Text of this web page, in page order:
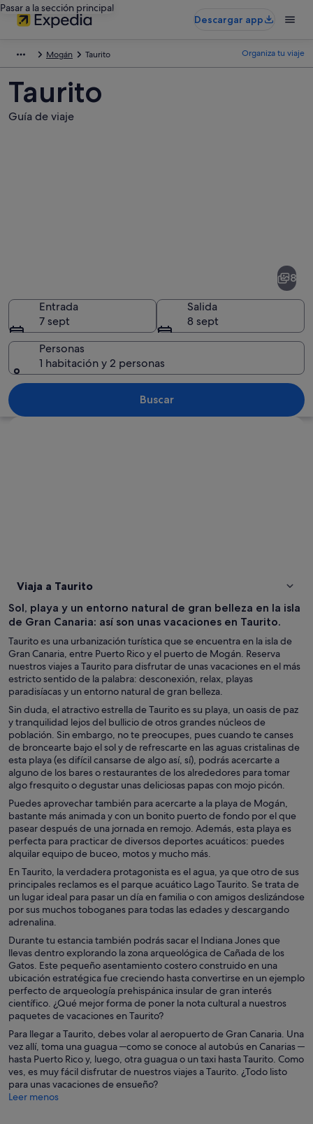
Pasar a la sección principal
Descargar app
Mogán Taurito Organiza tu viaje
Taurito
Guía de viaje
Un pueblo costero con una
8
Entrada
7 sept
Salida
8 sept
Personas
1 habitación y 2 personas
Buscar
Viaja a Taurito
Sol, playa y un entorno natural de gran belleza en la isla
de Gran Canaria: así son unas vacaciones en Taurito.
Taurito es una urbanización turística que se encuentra en la isla de
Gran Canaria, entre Puerto Rico y el puerto de Mogán. Reserva
nuestros viajes a Taurito para disfrutar de unas vacaciones en el más
estricto sentido de la palabra: desconexión, relax, playas
paradisíacas y un entorno natural de gran belleza.
Sin duda, el atractivo estrella de Taurito es su playa, un oasis de paz
y tranquilidad lejos del bullicio de otros grandes núcleos de
población. Sin embargo, no te preocupes, pues cuando te canses
de broncearte bajo el sol y de refrescarte en las aguas cristalinas de
esta playa (es difícil cansarse de algo así, sí), podrás acercarte a
alguno de los bares o restaurantes de los alrededores para tomar
algo fresquito o degustar unas deliciosas papas con mojo picón.
Puedes aprovechar también para acercarte a la playa de Mogán,
bastante más animada y con un bonito puerto de fondo por el que
pasear después de una jornada en remojo. Además, esta playa es
perfecta para practicar de diversos deportes acuáticos: puedes
alquilar equipo de buceo, motos y mucho más.
En Taurito, la verdadera protagonista es el agua, ya que otro de sus
principales reclamos es el parque acuático Lago Taurito. Se trata de
un lugar ideal para pasar un día en familia o con amigos deslizándose
por sus muchos toboganes para todas las edades y descargando
adrenalina.
Durante tu estancia también podrás sacar el Indiana Jones que
llevas dentro explorando la zona arqueológica de Cañada de los
Gatos. Este pequeño asentamiento costero construido en una
ubicación estratégica fue creciendo hasta convertirse en un ejemplo
perfecto de arqueología prehispánica insular de gran interés
científico. ¿Qué mejor forma de poner la nota cultural a nuestros
paquetes de vacaciones en Taurito?
Para llegar a Taurito, debes volar al aeropuerto de Gran Canaria. Una
vez allí, toma una guagua ─como se conoce al autobús en Canarias ─
hasta Puerto Rico y, luego, otra guagua o un taxi hasta Taurito. Como
ves, es muy fácil disfrutar de nuestros viajes a Taurito. ¿Todo listo
para unas vacaciones de ensueño?
Leer menos